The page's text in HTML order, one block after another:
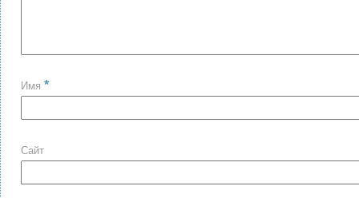
Имя *
Сайт